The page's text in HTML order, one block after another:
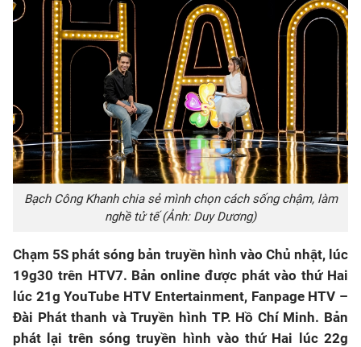
Bạch Công Khanh chia sẻ mình chọn cách sống chậm, làm
nghề tử tế (Ảnh: Duy Dương)
Chạm 5S phát sóng bản truyền hình vào Chủ nhật, lúc
19g30 trên HTV7. Bản online được phát vào thứ Hai
lúc 21g YouTube HTV Entertainment, Fanpage HTV –
Đài Phát thanh và Truyền hình TP. Hồ Chí Minh. Bản
phát lại trên sóng truyền hình vào thứ Hai lúc 22g